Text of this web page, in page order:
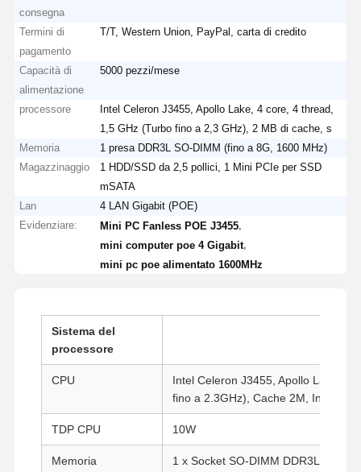
consegna
Termini di
pagamento
T/T, Western Union, PayPal, carta di credito
Capacità di
alimentazione
5000 pezzi/mese
processore
Intel Celeron J3455, Apollo Lake, 4 core, 4 thread,
1,5 GHz (Turbo fino a 2,3 GHz), 2 MB di cache, s
Memoria
1 presa DDR3L SO-DIMM (fino a 8G, 1600 MHz)
Magazzinaggio
1 HDD/SSD da 2,5 pollici, 1 Mini PCIe per SSD
mSATA
Lan
4 LAN Gigabit (POE)
Evidenziare:
Mini PC Fanless POE J3455
mini computer poe 4 Gigabit
mini pc poe alimentato 1600MHz
Sistema del
processore
CPU
Intel Celeron J3455, Apollo Lake, 4
fino a 2.3GHz), Cache 2M, Intel HD
TDP CPU 10W
Memoria 1 x Socket SO-DIMM DDR3L (fino a